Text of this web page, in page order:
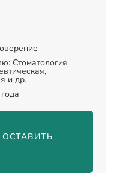
Стоматология
и др.
ОСТАВИТЬ